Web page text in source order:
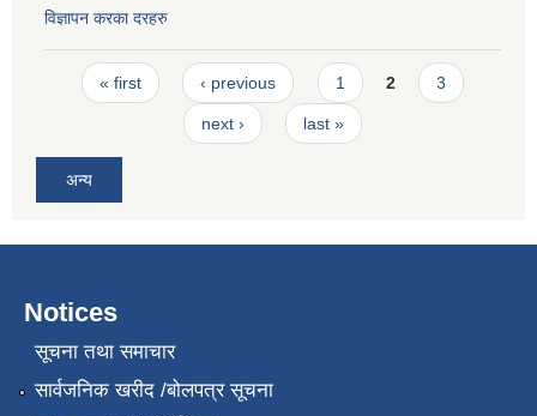
विज्ञापन करका दरहरु
Pages
« first ‹ previous 1 2 3
next › last »
अन्य
Notices
सूचना तथा समाचार
सार्वजनिक खरीद /बोलपत्र सूचना